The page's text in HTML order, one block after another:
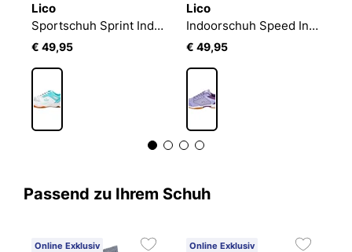
Lico
Sportschuh Sprint Indoor
€ 49,95
Lico
Indoorschuh Speed Indoor
€ 49,95
Passend zu Ihrem Schuh
Online Exklusiv
Online Exklusiv